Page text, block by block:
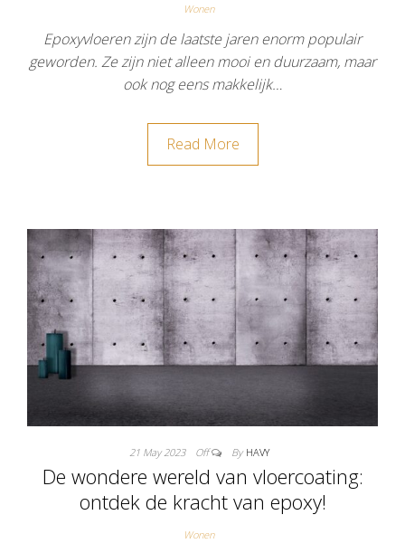
Wonen
Epoxyvloeren zijn de laatste jaren enorm populair
geworden. Ze zijn niet alleen mooi en duurzaam, maar
ook nog eens makkelijk…
Read More
21 May 2023 Off By HAVY
De wondere wereld van vloercoating:
ontdek de kracht van epoxy!
Wonen